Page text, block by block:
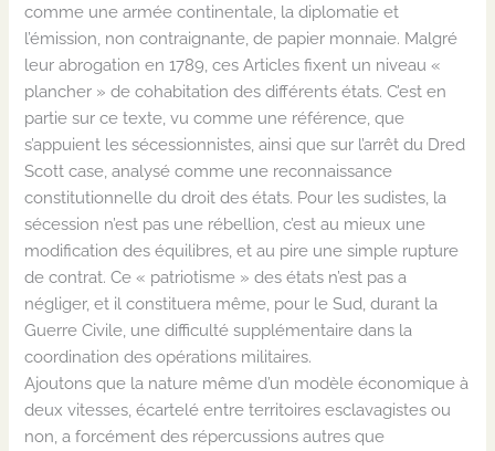
comme une armée continentale, la diplomatie et
l’émission, non contraignante, de papier monnaie. Malgré
leur abrogation en 1789, ces Articles fixent un niveau «
plancher » de cohabitation des différents états. C’est en
partie sur ce texte, vu comme une référence, que
s’appuient les sécessionnistes, ainsi que sur l’arrêt du Dred
Scott case, analysé comme une reconnaissance
constitutionnelle du droit des états. Pour les sudistes, la
sécession n’est pas une rébellion, c’est au mieux une
modification des équilibres, et au pire une simple rupture
de contrat. Ce « patriotisme » des états n’est pas a
négliger, et il constituera même, pour le Sud, durant la
Guerre Civile, une difficulté supplémentaire dans la
coordination des opérations militaires.
Ajoutons que la nature même d’un modèle économique à
deux vitesses, écartelé entre territoires esclavagistes ou
non, a forcément des répercussions autres que